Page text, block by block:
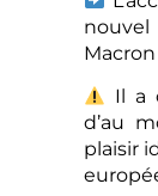
Macron
Il a
d’au
plaisir